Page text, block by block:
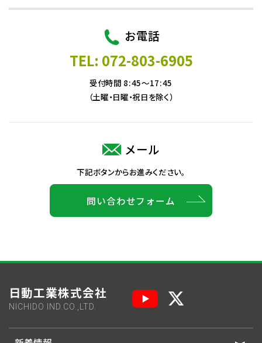
お電話
TEL: 072-803-6905
受付時間 8:45～17:45
（土曜・日曜・祝日を除く）
メール
下記ボタンからお進みください。
問い合わせフォーム
日動工業株式会社
NICHIDO IND.CO.,LTD.